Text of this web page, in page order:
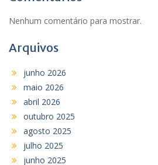
Nenhum comentário para mostrar.
Arquivos
junho 2026
maio 2026
abril 2026
outubro 2025
agosto 2025
julho 2025
junho 2025